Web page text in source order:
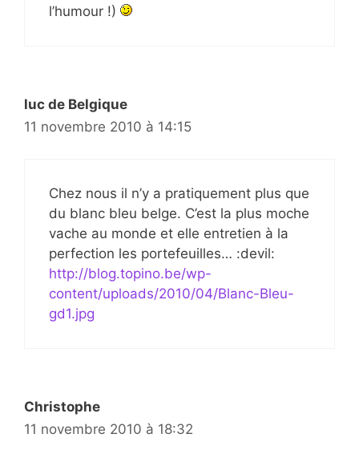
l’humour !)
luc de Belgique
11 novembre 2010 à 14:15
Chez nous il n’y a pratiquement plus que
du blanc bleu belge. C’est la plus moche
vache au monde et elle entretien à la
perfection les portefeuilles… :devil:
http://blog.topino.be/wp-
content/uploads/2010/04/Blanc-Bleu-
gd1.jpg
Christophe
11 novembre 2010 à 18:32